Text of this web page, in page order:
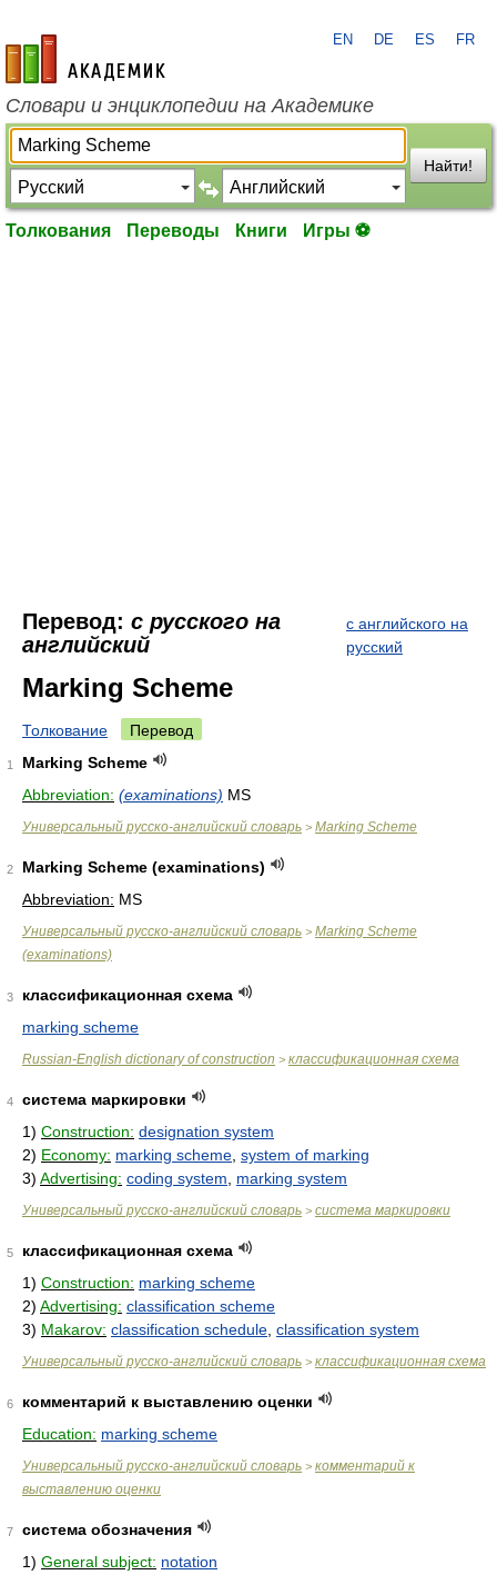
academic.ru
EN DE ES FR
Словари и энциклопедии на Академике
Найти!
Толкования Переводы Книги Игры ⚽
Перевод: с русского на
английский
с английского на
русский
Marking Scheme
Толкование Перевод
1
Marking Scheme
Abbreviation: (examinations) MS
Универсальный русско-английский словарь > Marking Scheme
2
Marking Scheme (examinations)
Abbreviation: MS
Универсальный русско-английский словарь > Marking Scheme
(examinations)
3
классификационная схема
marking scheme
Russian-English dictionary of construction > классификационная схема
4
система маркировки
1) Construction: designation system
2) Economy: marking scheme system of marking
3) Advertising: coding system marking system
Универсальный русско-английский словарь > система маркировки
5
классификационная схема
1) Construction: marking scheme
2) Advertising: classification scheme
3) Makarov: classification schedule classification system
Универсальный русско-английский словарь > классификационная схема
6
комментарий к выставлению оценки
Education: marking scheme
Универсальный русско-английский словарь > комментарий к
выставлению оценки
7
система обозначения
1) General subject: notation